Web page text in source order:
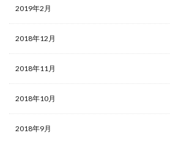
2019年2月
2018年12月
2018年11月
2018年10月
2018年9月